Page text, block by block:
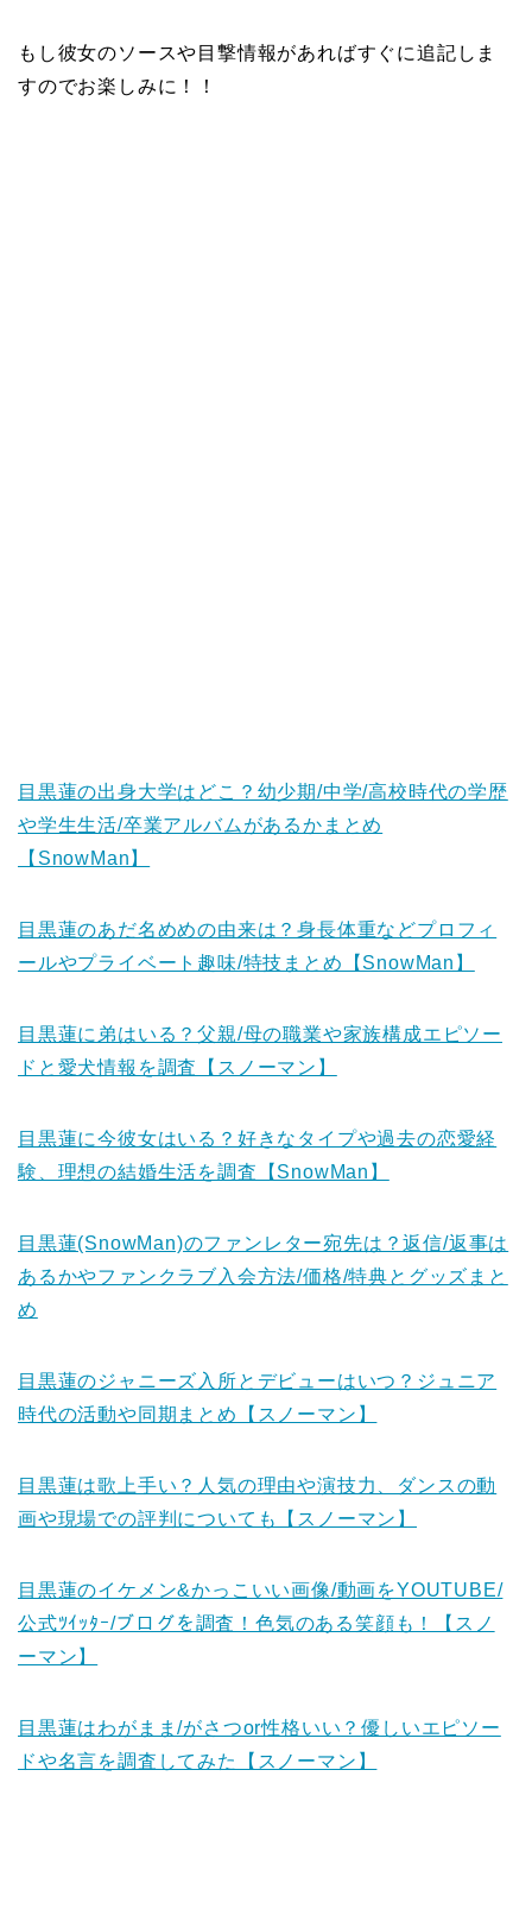
もし彼女のソースや目撃情報があればすぐに追記しま
すのでお楽しみに！！
目黒蓮の出身大学はどこ？幼少期/中学/高校時代の学歴
や学生生活/卒業アルバムがあるかまとめ
【SnowMan】
目黒蓮のあだ名めめの由来は？身長体重などプロフィ
ールやプライベート趣味/特技まとめ【SnowMan】
目黒蓮に弟はいる？父親/母の職業や家族構成エピソー
ドと愛犬情報を調査【スノーマン】
目黒蓮に今彼女はいる？好きなタイプや過去の恋愛経
験、理想の結婚生活を調査【SnowMan】
目黒蓮(SnowMan)のファンレター宛先は？返信/返事は
あるかやファンクラブ入会方法/価格/特典とグッズまと
め
目黒蓮のジャニーズ入所とデビューはいつ？ジュニア
時代の活動や同期まとめ【スノーマン】
目黒蓮は歌上手い？人気の理由や演技力、ダンスの動
画や現場での評判についても【スノーマン】
目黒蓮のイケメン&かっこいい画像/動画をYOUTUBE/
公式ﾂｲｯﾀｰ/ブログを調査！色気のある笑顔も！【スノ
ーマン】
目黒蓮はわがまま/がさつor性格いい？優しいエピソー
ドや名言を調査してみた【スノーマン】